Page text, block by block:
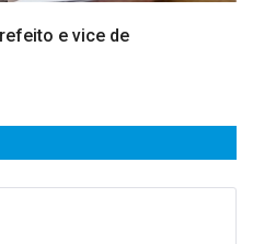
e vice de